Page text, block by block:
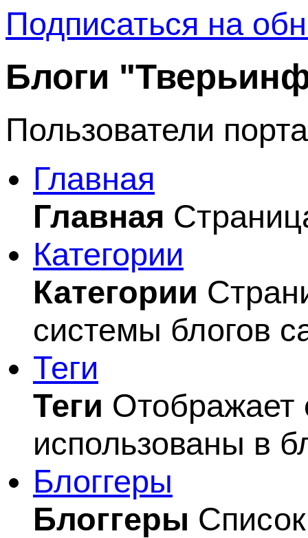
Подписаться на
Блоги
Пользователи
Главная
Главная
Категории
Категории
системы блогов
Теги
Теги Отображает
использованы в
Блоггеры
Блоггеры